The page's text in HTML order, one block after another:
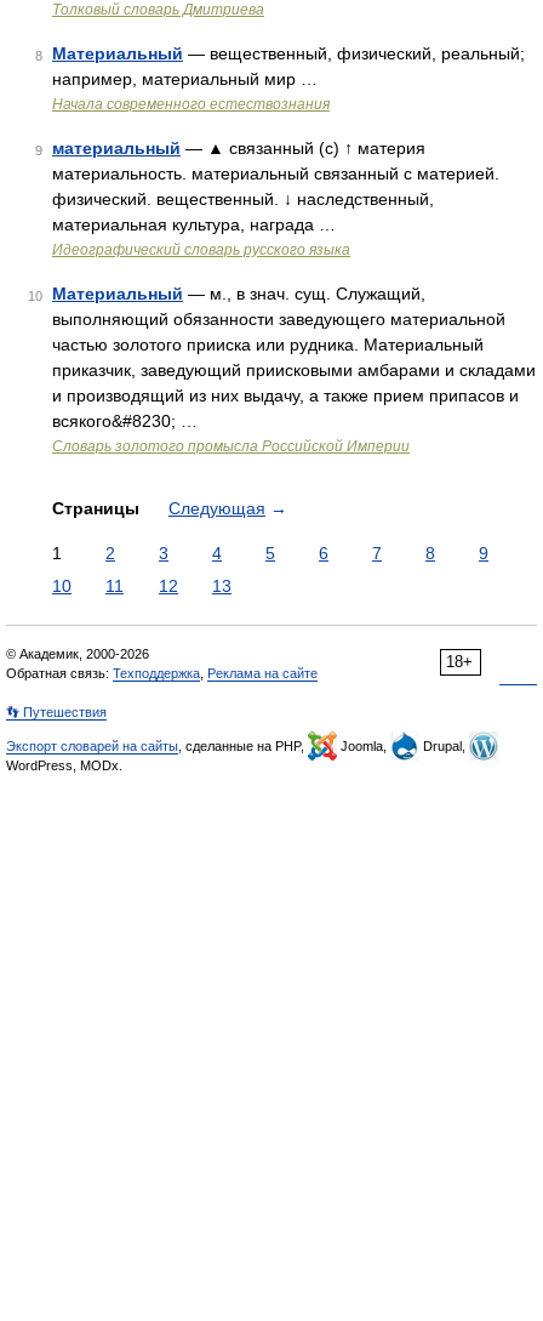
Толковый словарь Дмитриева
8 Материальный — вещественный, физический, реальный;
например, материальный мир …
Начала современного естествознания
9 материальный — ▲ связанный (с) ↑ материя
материальность. материальный связанный с материей.
физический. вещественный. ↓ наследственный,
материальная культура, награда …
Идеографический словарь русского языка
10 Материальный — м., в знач. сущ. Служащий,
выполняющий обязанности заведующего материальной
частью золотого прииска или рудника. Материальный
приказчик, заведующий приисковыми амбарами и складами
и производящий из них выдачу, а также прием припасов и
всякого&#8230; …
Словарь золотого промысла Российской Империи
Страницы Следующая →
1 2 3 4 5 6 7 8
9
10
11 12 13
18+
© Академик, 2000-2026
Обратная связь: Техподдержка Реклама на сайте
👣 Путешествия
Экспорт словарей на сайты , сделанные на PHP, Joomla,
Drupal,
WordPress, MODx.